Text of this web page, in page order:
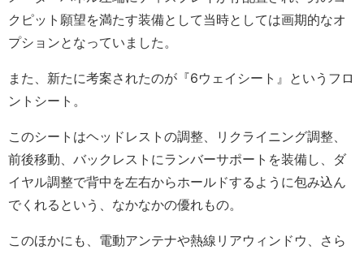
クピット願望を満たす装備として当時としては画期的なオ
プションとなっていました。
また、新たに考案されたのが『6ウェイシート』というフロ
ントシート。
このシートはヘッドレストの調整、リクライニング調整、
前後移動、バックレストにランバーサポートを装備し、ダ
イヤル調整で背中を左右からホールドするように包み込ん
でくれるという、なかなかの優れもの。
このほかにも、電動アンテナや熱線リアウィンドウ、さら